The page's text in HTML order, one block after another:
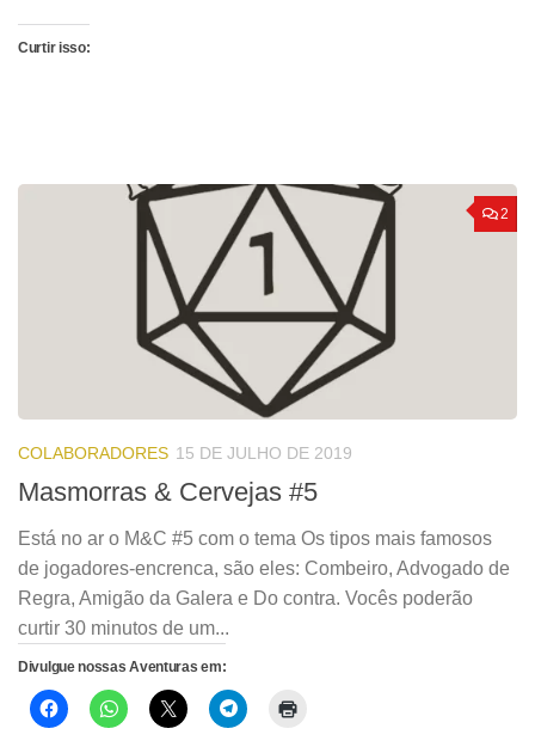
Curtir isso:
2
COLABORADORES 15 DE JULHO DE 2019
Masmorras & Cervejas #5
Está no ar o M&C #5 com o tema Os tipos mais famosos
de jogadores-encrenca, são eles: Combeiro, Advogado de
Regra, Amigão da Galera e Do contra. Vocês poderão
curtir 30 minutos de um...
Divulgue nossas Aventuras em: